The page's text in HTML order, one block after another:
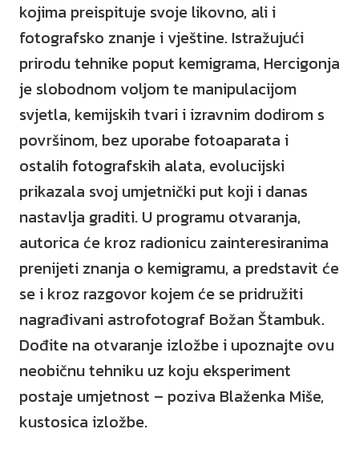
kojima preispituje svoje likovno, ali i
fotografsko znanje i vještine. Istražujući
prirodu tehnike poput kemigrama, Hercigonja
je slobodnom voljom te manipulacijom
svjetla, kemijskih tvari i izravnim dodirom s
površinom, bez uporabe fotoaparata i
ostalih fotografskih alata, evolucijski
prikazala svoj umjetnički put koji i danas
nastavlja graditi. U programu otvaranja,
autorica će kroz radionicu zainteresiranima
prenijeti znanja o kemigramu, a predstavit će
se i kroz razgovor kojem će se pridružiti
nagrađivani astrofotograf Božan Štambuk.
Dođite na otvaranje izložbe i upoznajte ovu
neobičnu tehniku uz koju eksperiment
postaje umjetnost – poziva Blaženka Miše,
kustosica izložbe.